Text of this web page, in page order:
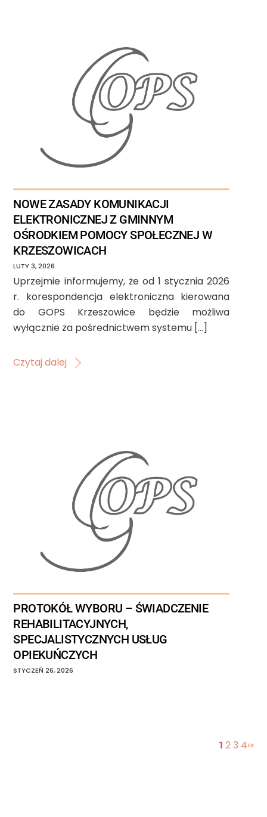
NOWE ZASADY KOMUNIKACJI
ELEKTRONICZNEJ Z GMINNYM
OŚRODKIEM POMOCY SPOŁECZNEJ W
KRZESZOWICACH
LUTY 3,2026
Uprzejmie informujemy, że od 1 stycznia 2026
r. korespondencja elektroniczna kierowana
do GOPS Krzeszowice będzie możliwa
wyłącznie za pośrednictwem systemu […]
Czytaj dalej
PROTOKÓŁ WYBORU – ŚWIADCZENIE
REHABILITACYJNYCH,
SPECJALISTYCZNYCH USŁUG
OPIEKUŃCZYCH
STYCZEŃ 26,2026
1 23 4›»